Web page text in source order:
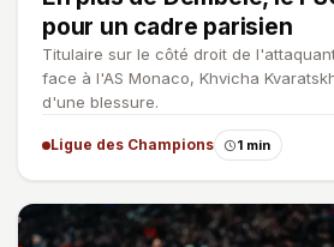
pour un cadre parisien
Titulaire sur le côté droit de
face à l'AS Monaco, Khvicha
d'une blessure.
Ligue des Champions 1 min